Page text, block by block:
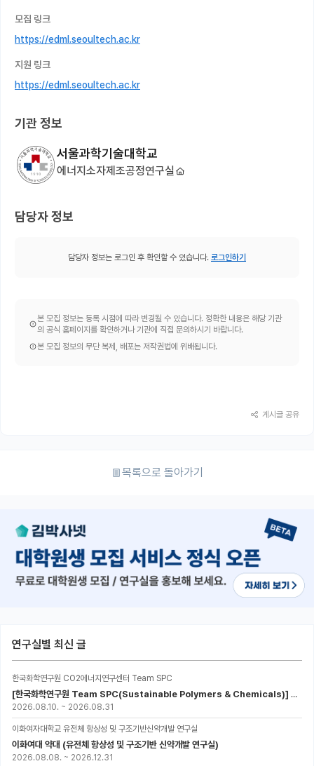
모집 링크
https://edml.seoultech.ac.kr
지원 링크
https://edml.seoultech.ac.kr
기관 정보
서울과학기술대학교
에너지소자제조공정연구실
담당자 정보
담당자 정보는 로그인 후 확인할 수 있습니다. 로그인하기
본 모집 정보는 등록 시점에 따라 변경될 수 있습니다. 정확한 내용은 해당 기관
의 공식 홈페이지를 확인하거나 기관에 직접 문의하시기 바랍니다.
본 모집 정보의 무단 복제, 배포는 저작권법에 위배됩니다.
게시글 공유
목록으로 돌아가기
연구실별 최신 글
한국화학연구원 CO2에너지연구센터 Team SPC
[한국화학연구원 Team SPC(Sustainable Polymers & Chemicals)] 2027년 UST-KRICT 스쿨 대학원생 모집
2026.08.10. ~ 2026.08.31
이화여자대학교 유전체 항상성 및 구조기반신약개발 연구실
이화여대 약대 (유전체 항상성 및 구조기반 신약개발 연구실)
2026.08.08. ~ 2026.12.31